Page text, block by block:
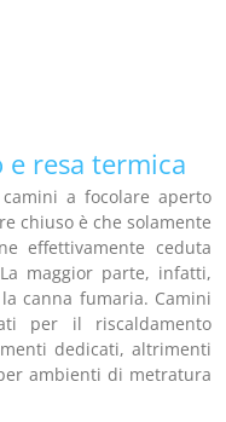
resa termica
a focolare aperto
chiuso è che solamente
effettivamente ceduta
maggior parte, infatti,
canna fumaria. Camini
per il riscaldamento
dedicati, altrimenti
ambienti di metratura